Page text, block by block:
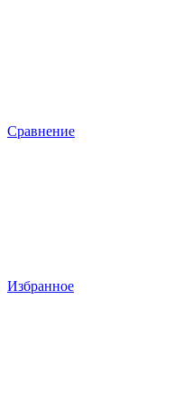
Сравнение
Избранное